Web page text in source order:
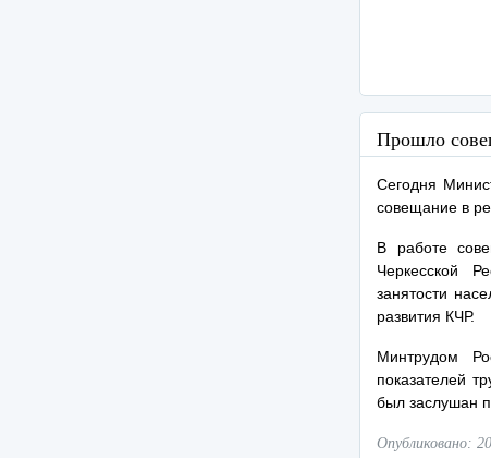
Прошло
Сегодня
совещание в
В работе
Черкесской
занятости
развития КЧР.
Минтрудом
показателей
был заслушан
Опубликовано: